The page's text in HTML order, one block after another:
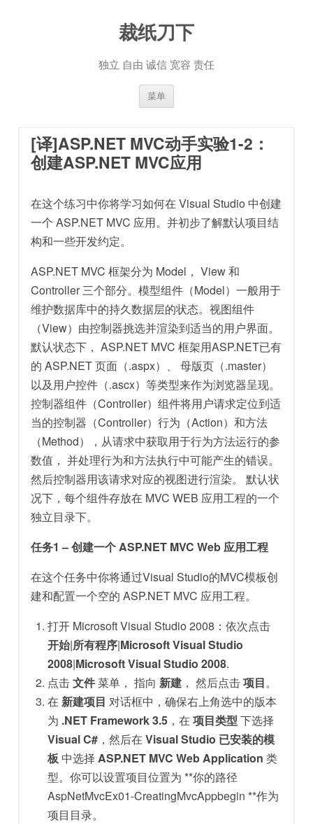
裁纸刀下
独立 自由 诚信 宽容 责任
菜单
[译]ASP.NET MVC动手实验1-2：
创建ASP.NET MVC应用
在这个练习中你将学习如何在 Visual Studio 中创建
一个 ASP.NET MVC 应用。并初步了解默认项目结
构和一些开发约定。
ASP.NET MVC 框架分为 Model， View 和
Controller 三个部分。模型组件（Model）一般用于
维护数据库中的持久数据层的状态。视图组件
（View）由控制器挑选并渲染到适当的用户界面。
默认状态下， ASP.NET MVC 框架用ASP.NET已有
的 ASP.NET 页面（.aspx）、 母版页（.master）
以及用户控件（.ascx）等类型来作为浏览器呈现。
控制器组件（Controller）组件将用户请求定位到适
当的控制器（Controller）行为（Action）和方法
（Method），从请求中获取用于行为方法运行的参
数值， 并处理行为和方法执行中可能产生的错误。
然后控制器用该请求对应的视图进行渲染。 默认状
况下，每个组件存放在 MVC WEB 应用工程的一个
独立目录下。
任务1 – 创建一个 ASP.NET MVC Web 应用工程
在这个任务中你将通过Visual Studio的MVC模板创
建和配置一个空的 ASP.NET MVC 应用工程。
打开 Microsoft Visual Studio 2008：依次点击
开始|所有程序|Microsoft Visual Studio
2008|Microsoft Visual Studio 2008.
点击文件菜单， 指向 新建 ， 然后点击项目。
在 新建项目 对话框中，确保右上角选中的版本
为 .NET Framework 3.5 ，在项目类型 下选择
Visual C# ，然后在Visual Studio 已安装的模
板 中选择 ASP.NET MVC Web Application 类
型。你可以设置项目位置为 **你的路径
AspNetMvcEx01-CreatingMvcAppbegin **作为
项目目录。